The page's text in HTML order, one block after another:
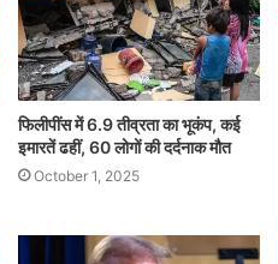
फिलीपींस में 6.9 तीव्रता का भूकंप, कई
इमारतें ढहीं, 60 लोगों की दर्दनाक मौत
October 1, 2025